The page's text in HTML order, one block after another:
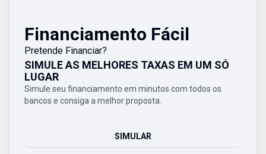
Financiamento Fácil
Pretende Financiar?
SIMULE AS MELHORES TAXAS EM UM SÓ
LUGAR
Simule seu financiamento em minutos com todos os
bancos e consiga a melhor proposta.
SIMULAR